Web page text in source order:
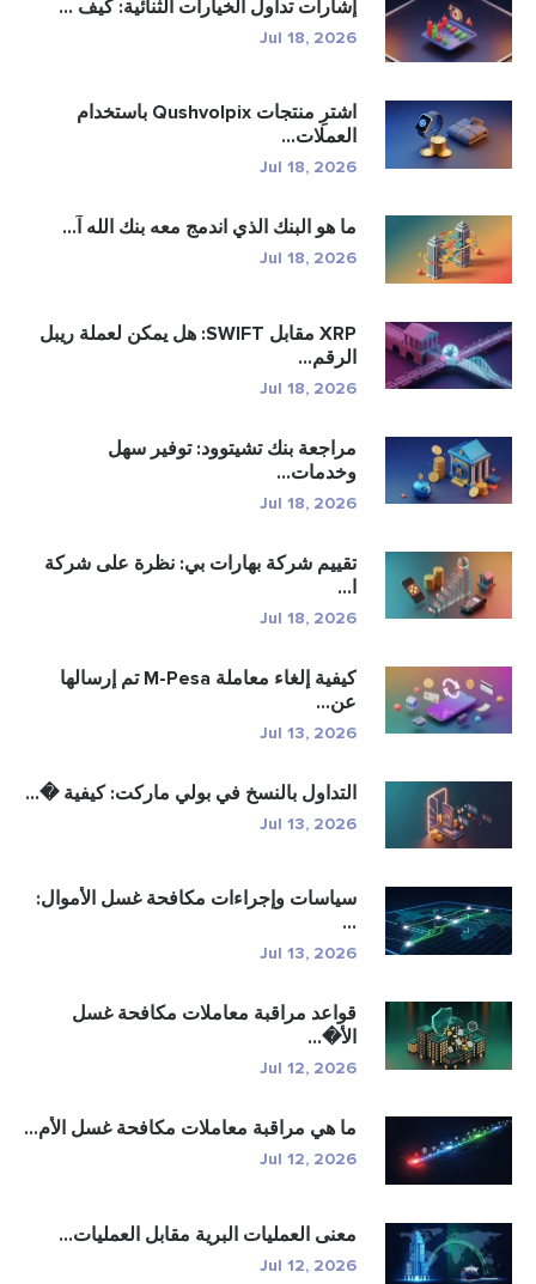
إشارات تداول الخيارات الثنائية: كيف ...
Jul 18, 2026
اشترِ منتجات Qushvolpix باستخدام
العملات...
Jul 18, 2026
ما هو البنك الذي اندمج معه بنك الله آ...
Jul 18, 2026
XRP مقابل SWIFT: هل يمكن لعملة ريبل
الرقم...
Jul 18, 2026
مراجعة بنك تشيتوود: توفير سهل
وخدمات...
Jul 18, 2026
تقييم شركة بهارات بي: نظرة على شركة
ا...
Jul 18, 2026
كيفية إلغاء معاملة M-Pesa تم إرسالها
عن...
Jul 13, 2026
التداول بالنسخ في بولي ماركت: كيفية �...
Jul 13, 2026
سياسات وإجراءات مكافحة غسل الأموال:
...
Jul 13, 2026
قواعد مراقبة معاملات مكافحة غسل
الأ�...
Jul 12, 2026
ما هي مراقبة معاملات مكافحة غسل الأم...
Jul 12, 2026
معنى العمليات البرية مقابل العمليات...
Jul 12, 2026